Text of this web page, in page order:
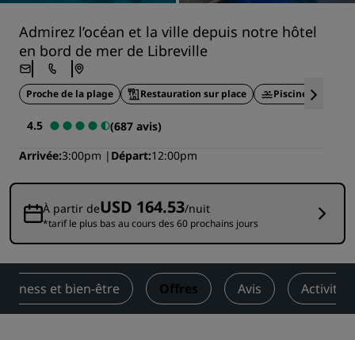
Admirez l’océan et la ville depuis notre hôtel
en bord de mer de Libreville
Proche de la plage Restauration sur place Piscine
4.5
(687 avis)
Arrivée 3:00pm Départ 12:00pm
À partir deUSD 164.53/nuit
*tarif le plus bas au cours des 60 prochains jours
Fitness et bien-être Offres Avis